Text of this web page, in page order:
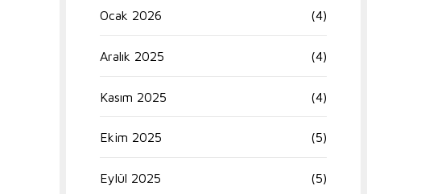
Ocak 2026 (4)
Aralık 2025 (4)
Kasım 2025 (4)
Ekim 2025 (5)
Eylül 2025 (5)